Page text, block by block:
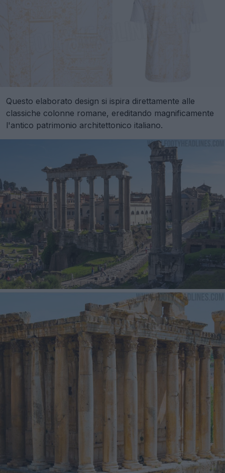
Questo elaborato design si ispira direttamente alle
classiche colonne romane, ereditando magnificamente
l'antico patrimonio architettonico italiano.